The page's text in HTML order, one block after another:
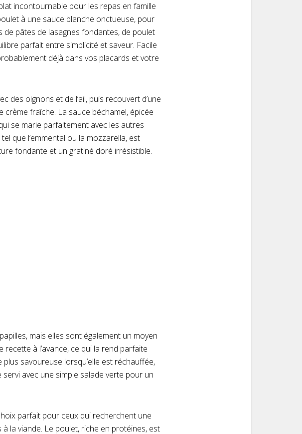
incontournable pour les repas en famille
à une sauce blanche onctueuse, pour
pâtes de lasagnes fondantes, de poulet
parfait entre simplicité et saveur. Facile
déjà dans vos placards et votre
des oignons et de l’ail, puis recouvert d’une
fraîche. La sauce béchamel, épicée
se marie parfaitement avec les autres
que l’emmental ou la mozzarella, est
fondante et un gratiné doré irrésistible.
mais elles sont également un moyen
à l’avance, ce qui la rend parfaite
savoureuse lorsqu’elle est réchauffée,
avec une simple salade verte pour un
parfait pour ceux qui recherchent une
la viande. Le poulet, riche en protéines, est